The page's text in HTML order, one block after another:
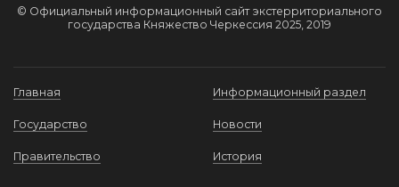
© Официальный информационный сайт экстерриториального
государства Княжество Черкессия 2025, 2019
Главная
Государство
Правительство
Информационный раздел
Новости
История